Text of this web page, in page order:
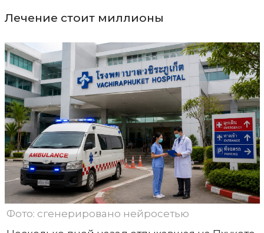
Лечение стоит миллионы
Фото: сгенерировано нейросетью